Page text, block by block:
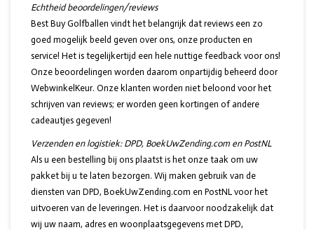
Echtheid beoordelingen/reviews
Best Buy Golfballen vindt het belangrijk dat reviews een zo
goed mogelijk beeld geven over ons, onze producten en
service! Het is tegelijkertijd een hele nuttige feedback voor ons!
Onze beoordelingen worden daarom onpartijdig beheerd door
WebwinkelKeur. Onze klanten worden niet beloond voor het
schrijven van reviews; er worden geen kortingen of andere
cadeautjes gegeven!
Verzenden en logistiek: DPD, BoekUwZending.com en PostNL
Als u een bestelling bij ons plaatst is het onze taak om uw
pakket bij u te laten bezorgen. Wij maken gebruik van de
diensten van DPD, BoekUwZending.com en PostNL voor het
uitvoeren van de leveringen. Het is daarvoor noodzakelijk dat
wij uw naam, adres en woonplaatsgegevens met DPD,